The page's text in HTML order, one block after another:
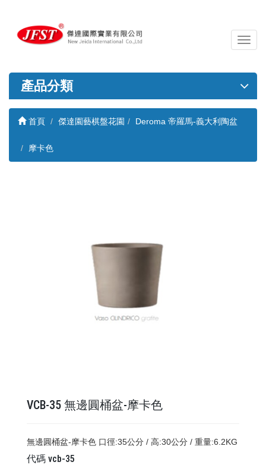
導
覽
關
產品分類
首頁 傑達園藝棋盤花園 Deroma 帝羅馬-義大利陶盆
摩卡色
VCB-35 無邊圓桶盆-摩卡色
無邊圓桶盆-摩卡色 口徑:35公分 / 高:30公分 / 重量:6.2KG
代碼 vcb-35